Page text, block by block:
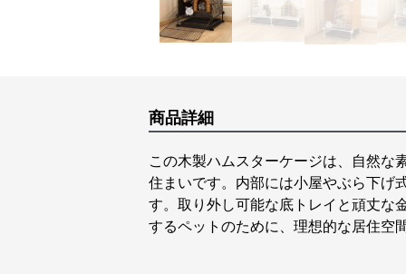
商品詳細
この木製ハムスターケージは、自然な
住まいです。内部には小屋やぶら下げ
す。取り外し可能な底トレイと頑丈な
するペットのために、理想的な居住空